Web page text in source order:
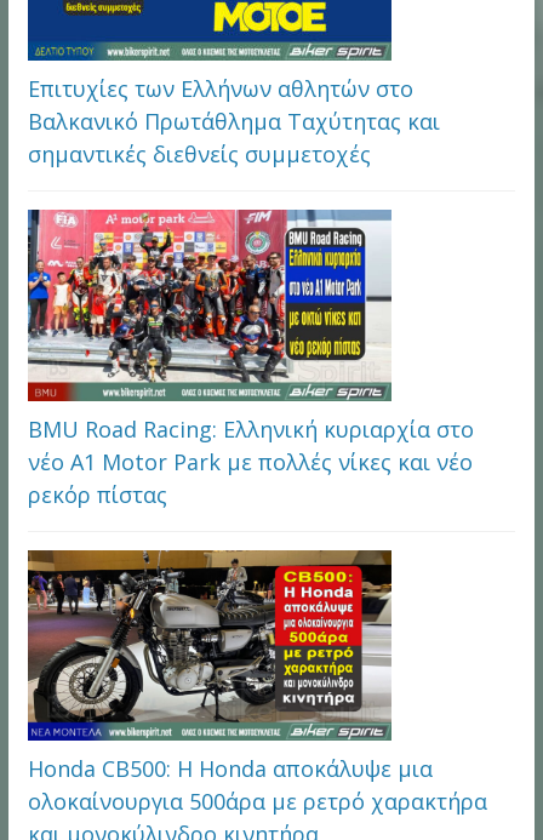
Επιτυχίες των Ελλήνων αθλητών στο
Βαλκανικό Πρωτάθλημα Ταχύτητας και
σημαντικές διεθνείς συμμετοχές
BMU Road Racing: Ελληνική κυριαρχία στο
νέο A1 Motor Park με πολλές νίκες και νέο
ρεκόρ πίστας
Honda CB500: Η Honda αποκάλυψε μια
ολοκαίνουργια 500άρα με ρετρό χαρακτήρα
και μονοκύλινδρο κινητήρα